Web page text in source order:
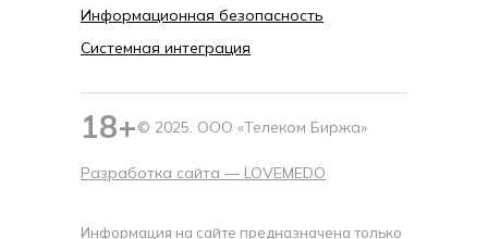
18+© 2025. ООО «Телеком Биржа»
Разработка сайта — LOVEMEDO
Информационная безопасность
Системная интеграция
Информация на сайте предназначена только